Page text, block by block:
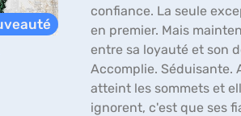
confiance. La seule
en premier. Mais
entre sa loyauté et son
Accomplie. Séduisante.
atteint les sommets et
ignorent, c'est que ses